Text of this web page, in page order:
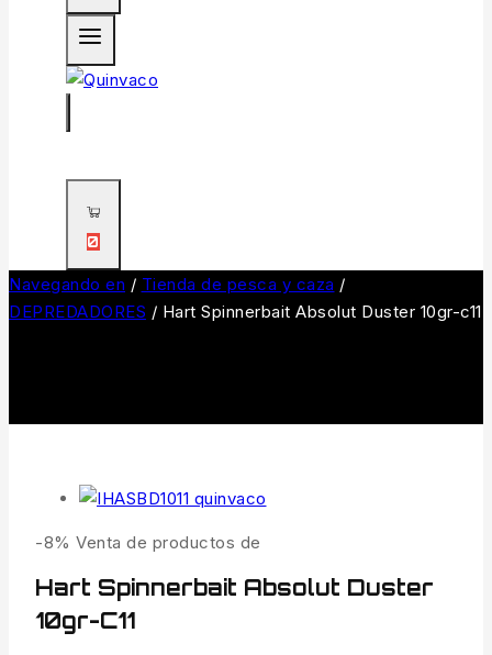
0
Navegando en / Tienda de pesca y caza /
DEPREDADORES / Hart Spinnerbait Absolut Duster 10gr-c11
-8% Venta de productos de
Hart Spinnerbait Absolut Duster
10gr-C11